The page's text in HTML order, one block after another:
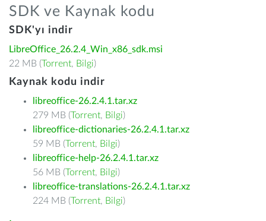
SDK ve Kaynak kodu
SDK'yı indir
LibreOffice_26.2.4_Win_x86_sdk.msi
22 MB (Torrent, Bilgi)
Kaynak kodu indir
libreoffice-26.2.4.1.tar.xz
279 MB (Torrent, Bilgi)
libreoffice-dictionaries-26.2.4.1.tar.xz
59 MB (Torrent, Bilgi)
libreoffice-help-26.2.4.1.tar.xz
56 MB (Torrent, Bilgi)
libreoffice-translations-26.2.4.1.tar.xz
224 MB (Torrent, Bilgi)